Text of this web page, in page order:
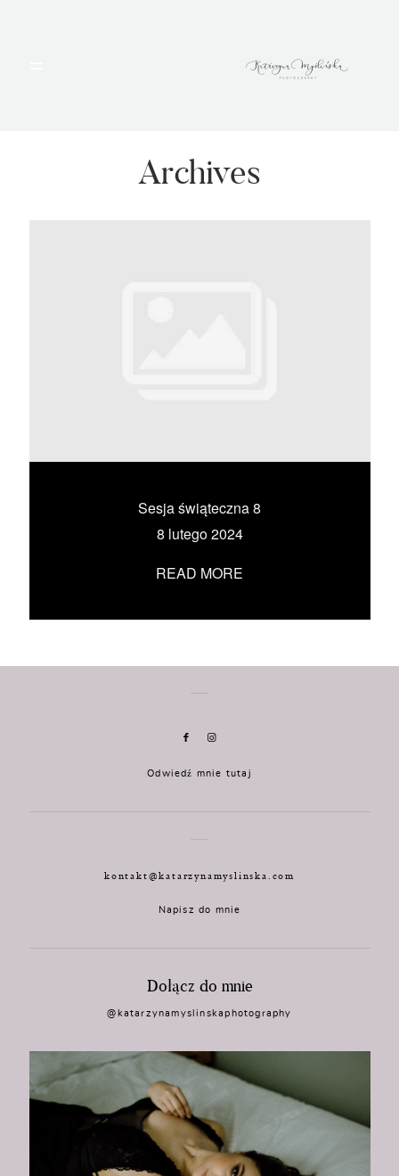
Archives
Sesja świąteczna 8
8 lutego 2024
READ MORE
PORTFOLIO
UMÓW SIĘ ZE MNĄ →
Odwiedź mnie tutaj
kontakt@katarzynamyslinska.com
Napisz do mnie
Dołącz do mnie
@katarzynamyslinskaphotography